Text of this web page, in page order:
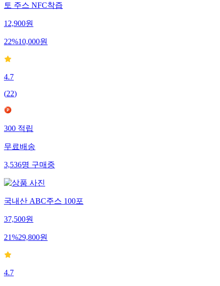
토 주스 NFC착즙
12,900원
22%10,000원
4.7
(22)
300 적립
무료배송
3,536명 구매중
국내산 ABC주스 100포
37,500원
21%29,800원
4.7